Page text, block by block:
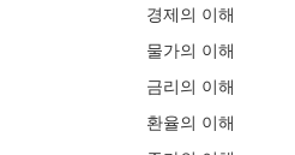
경제의 이해
물가의 이해
금리의 이해
환율의 이해